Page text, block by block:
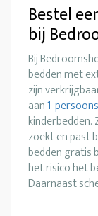
Bestel
bij
Bij
bedden met
zijn
aan1-
kinderbedden.
zoekt en past
bedden gratis
het risico het
Daarnaast